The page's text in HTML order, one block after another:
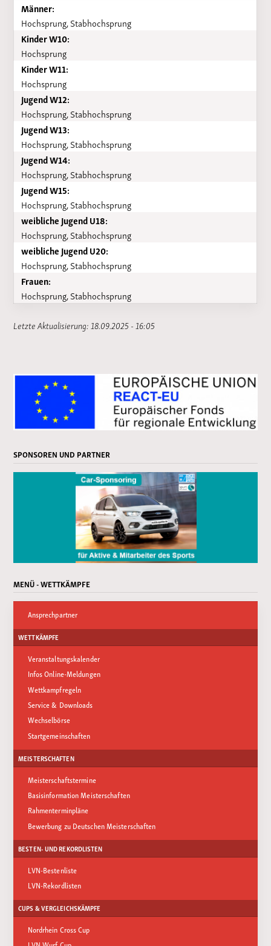
Männer:
Hochsprung, Stabhochsprung
Kinder W10:
Hochsprung
Kinder W11:
Hochsprung
Jugend W12:
Hochsprung, Stabhochsprung
Jugend W13:
Hochsprung, Stabhochsprung
Jugend W14:
Hochsprung, Stabhochsprung
Jugend W15:
Hochsprung, Stabhochsprung
weibliche Jugend U18:
Hochsprung, Stabhochsprung
weibliche Jugend U20:
Hochsprung, Stabhochsprung
Frauen:
Hochsprung, Stabhochsprung
Letzte Aktualisierung: 18.09.2025 - 16:05
SPONSOREN UND PARTNER
MENÜ - WETTKÄMPFE
Ansprechpartner
WETTKÄMPFE
Veranstaltungskalender
Infos Online-Meldungen
Wettkampfregeln
Service & Downloads
Wechselbörse
Startgemeinschaften
MEISTERSCHAFTEN
Meisterschaftstermine
Basisinformation Meisterschaften
Rahmenterminpläne
Bewerbung zu Deutschen Meisterschaften
BESTEN- UND REKORDLISTEN
LVN-Bestenliste
LVN-Rekordlisten
CUPS & VERGLEICHSKÄMPFE
Nordrhein Cross Cup